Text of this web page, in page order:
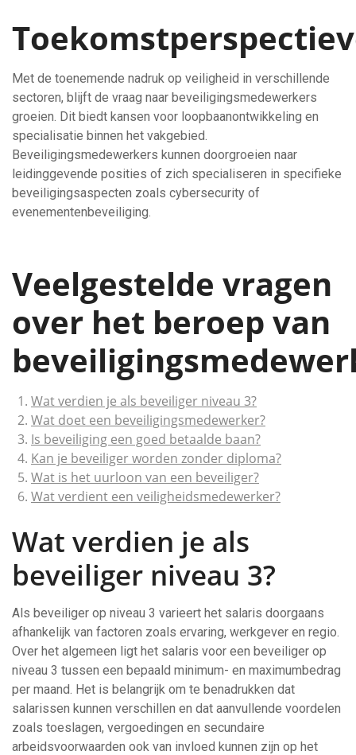
Met de toenemende nadruk op veiligheid in verschillende
sectoren, blijft de vraag naar beveiligingsmedewerkers
groeien. Dit biedt kansen voor loopbaanontwikkeling en
specialisatie binnen het vakgebied.
Beveiligingsmedewerkers kunnen doorgroeien naar
leidinggevende posities of zich specialiseren in specifieke
beveiligingsaspecten zoals cybersecurity of
evenementenbeveiliging.
Veelgestelde vragen
over het beroep van
Wat verdien je als beveiliger niveau 3?
Wat doet een beveiligingsmedewerker?
Is beveiliging een goed betaalde baan?
Kan je beveiliger worden zonder diploma?
Wat is het uurloon van een beveiliger?
Wat verdient een veiligheidsmedewerker?
Wat verdien je als
beveiliger niveau 3?
Als beveiliger op niveau 3 varieert het salaris doorgaans
afhankelijk van factoren zoals ervaring, werkgever en regio.
Over het algemeen ligt het salaris voor een beveiliger op
niveau 3 tussen een bepaald minimum- en maximumbedrag
per maand. Het is belangrijk om te benadrukken dat
salarissen kunnen verschillen en dat aanvullende voordelen
zoals toeslagen, vergoedingen en secundaire
arbeidsvoorwaarden ook van invloed kunnen zijn op het